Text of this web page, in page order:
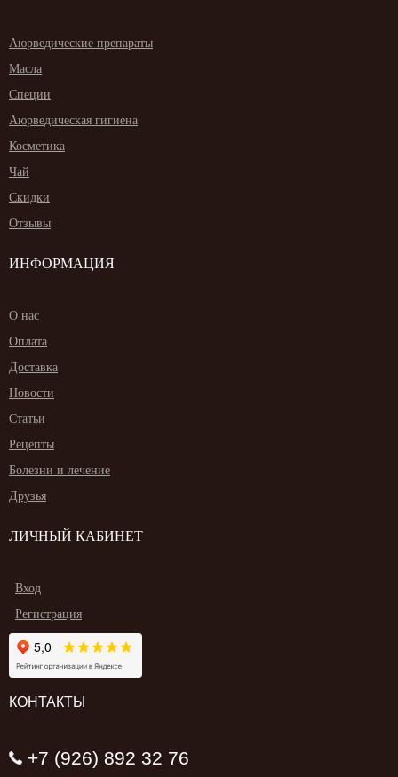
Аюрведические препараты
Масла
Специи
Аюрведическая гигиена
Косметика
Чай
Скидки
Отзывы
ИНФОРМАЦИЯ
О нас
Оплата
Доставка
Новости
Статьи
Рецепты
Болезни и лечение
Друзья
ЛИЧНЫЙ КАБИНЕТ
Вход
Регистрация
КОНТАКТЫ
+7 (926) 892 32 76